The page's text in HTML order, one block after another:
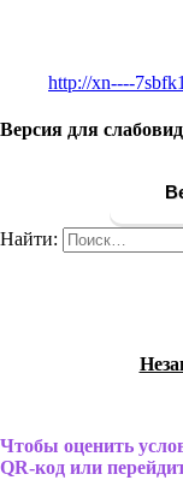
http://xn----
Версия для
Найти:
Чтобы оценить
QR-код или